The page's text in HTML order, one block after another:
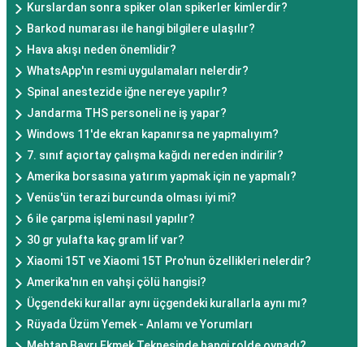
Kurslardan sonra spiker olan spikerler kimlerdir?
Barkod numarası ile hangi bilgilere ulaşılır?
Hava akışı neden önemlidir?
WhatsApp'ın resmi uygulamaları nelerdir?
Spinal anestezide iğne nereye yapılır?
Jandarma THS personeli ne iş yapar?
Windows 11'de ekran kapanırsa ne yapmalıyım?
7. sınıf açıortay çalışma kağıdı nereden indirilir?
Amerika borsasına yatırım yapmak için ne yapmalı?
Venüs'ün terazi burcunda olması iyi mi?
6 ile çarpma işlemi nasıl yapılır?
30 gr yulafta kaç gram lif var?
Xiaomi 15T ve Xiaomi 15T Pro'nun özellikleri nelerdir?
Amerika'nın en vahşi çölü hangisi?
Üçgendeki kurallar aynı üçgendeki kurallarla aynı mı?
Rüyada Üzüm Yemek - Anlamı ve Yorumları